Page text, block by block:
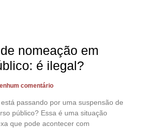
nomeação em
é ilegal?
comentário
passando por uma suspensão de
público? Essa é uma situação
que pode acontecer com